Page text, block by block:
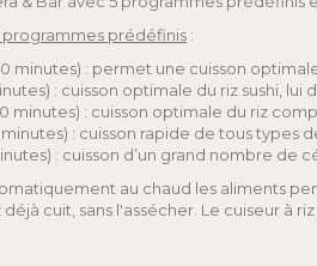
programmes prédéfinis :
minutes) : permet une cuisson
: cuisson optimale du riz sushi, lui
minutes) : cuisson optimale du riz
: cuisson rapide de tous types
: cuisson d’un grand nombre de
au chaud les aliments
cuit, sans l'assécher. Le cuiseur à